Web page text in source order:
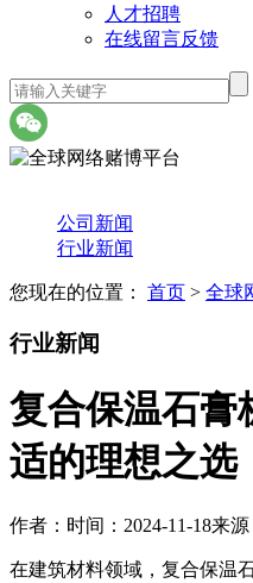
人才招聘
在线留言反馈
公司新闻
行业新闻
您现在的位置： 首页 > 全球
行业新闻
复合保温石膏
适的理想之选
作者： 时间：2024-11-18来源
在建筑材料领域，复合保温